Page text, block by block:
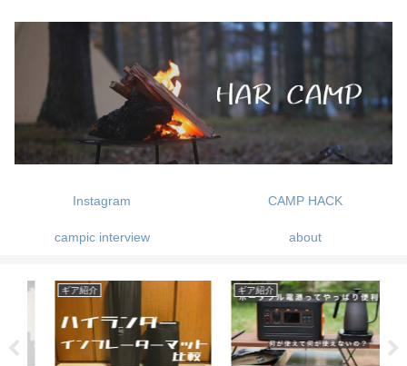
Instagram CAMP HACK
campic interview about
ギア紹介 キャンプ